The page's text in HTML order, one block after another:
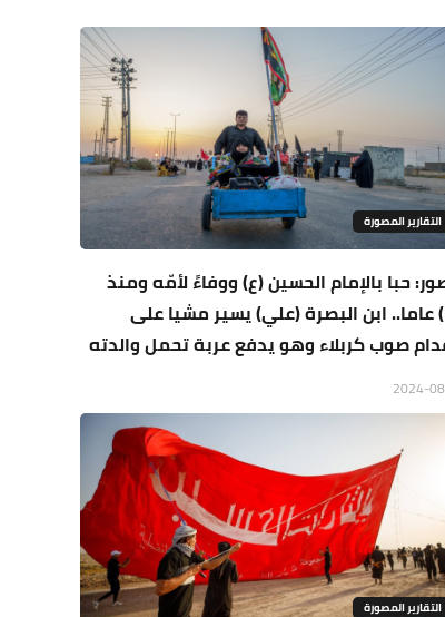
التقارير المصورة
حبا بالإمام الحسين (ع) ووفاءً لأمّه ومنذ
(15) عاما.. ابن البصرة (علي) يسير مشيا على
صوب كربلاء وهو يدفع عربة تحمل والدته
التقارير المصورة